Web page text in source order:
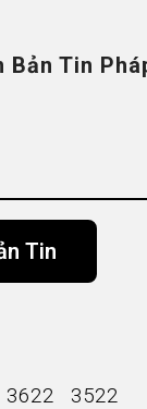
Bản Tin
3522